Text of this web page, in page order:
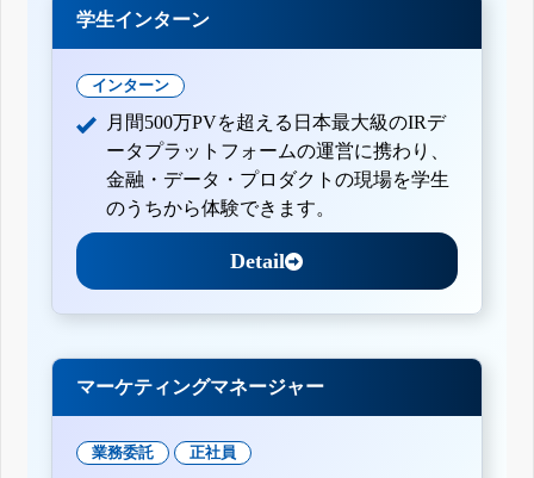
学生インターン
インターン
月間500万PVを超える日本最大級のIRデ
ータプラットフォームの運営に携わり、
金融・データ・プロダクトの現場を学生
のうちから体験できます。
Detail
マーケティングマネージャー
業務委託 正社員